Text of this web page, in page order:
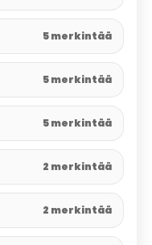
5 merkintää
5 merkintää
5 merkintää
2 merkintää
2 merkintää